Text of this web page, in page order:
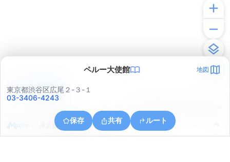
ペルー大使館 地図
東京都渋谷区広尾２-３-１
03-3406-4243
保存 共有 ルート
東京都港区六本木３丁目４
アプリで見る